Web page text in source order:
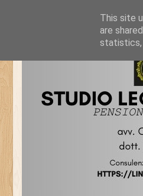
This site
are
statistics,